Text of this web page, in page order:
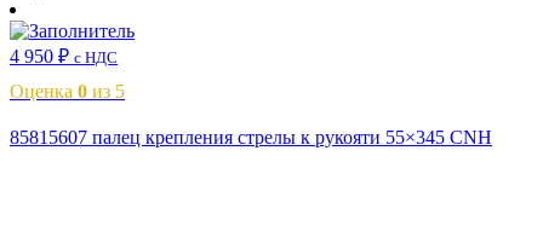
4 950 ₽ с НДС
Оценка 0 из 5
85815607 палец крепления стрелы к рукояти 55×345 CNH